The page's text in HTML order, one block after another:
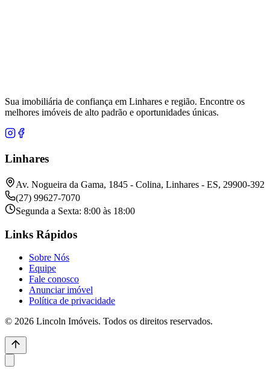
Sua imobiliária de confiança em Linhares e região. Encontre os
melhores imóveis de alto padrão e oportunidades únicas.
Linhares
Av. Nogueira da Gama, 1845 - Colina, Linhares - ES, 29900-392
(27) 99627-7070
Segunda a Sexta: 8:00 às 18:00
Links Rápidos
Sobre Nós
Equipe
Fale conosco
Anunciar imóvel
Política de privacidade
© 2026 Lincoln Imóveis. Todos os direitos reservados.